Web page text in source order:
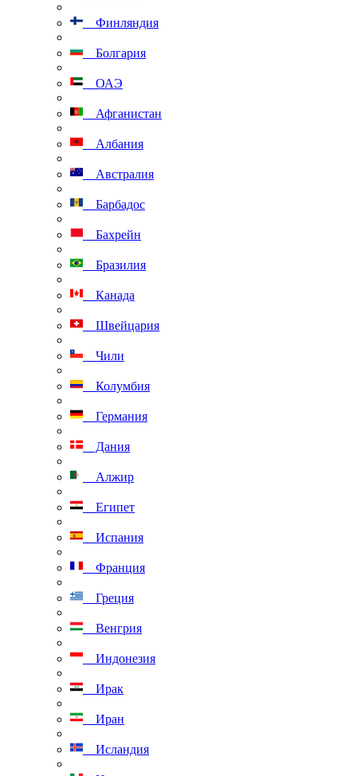
Финляндия
Болгария
ОАЭ
Афганистан
Албания
Австралия
Барбадос
Бахрейн
Бразилия
Канада
Швейцария
Чили
Колумбия
Германия
Дания
Алжир
Египет
Испания
Франция
Греция
Венгрия
Индонезия
Ирак
Иран
Исландия